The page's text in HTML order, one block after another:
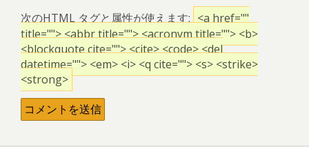
次のHTML タグと属性が使えます: <a href=""
title=""> <abbr title=""> <acronym title=""> <b>
<blockquote cite=""> <cite> <code> <del
datetime=""> <em> <i> <q cite=""> <s> <strike>
<strong>